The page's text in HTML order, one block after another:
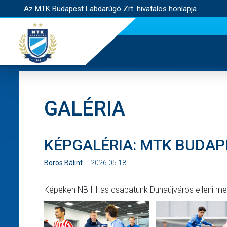
Az MTK Budapest Labdarúgó Zrt. hivatalos honlapja
GALÉRIA
KÉPGALÉRIA: MTK
Boros Bálint 2026.05.18
Képeken NB III-as csapatunk Dunaújváros elleni